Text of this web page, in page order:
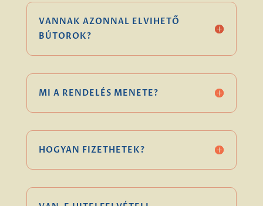
VANNAK AZONNAL ELVIHETŐ
BÚTOROK?
MI A RENDELÉS MENETE?
HOGYAN FIZETHETEK?